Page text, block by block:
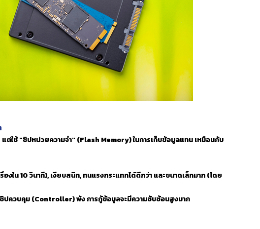
ต่ใช้ "ชิปหน่วยความจำ" (Flash Memory) ในการเก็บข้อมูลแทน เหมือนกับ
องใน 10 วินาที), เงียบสนิท, ทนแรงกระแทกได้ดีกว่า และขนาดเล็กมาก (โดย
ชิปควบคุม (Controller) พัง การกู้ข้อมูลจะมีความซับซ้อนสูงมาก